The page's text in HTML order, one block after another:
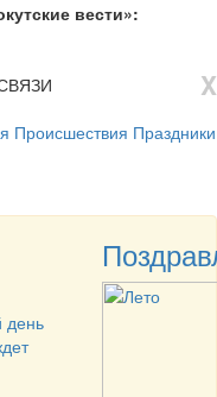
вести»:
X
Происшествия Праздники
день